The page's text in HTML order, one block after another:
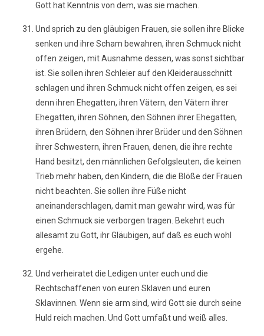
Gott hat Kenntnis von dem, was sie machen.
Und sprich zu den gläubigen Frauen, sie sollen ihre Blicke
senken und ihre Scham bewahren, ihren Schmuck nicht
offen zeigen, mit Ausnahme dessen, was sonst sichtbar
ist. Sie sollen ihren Schleier auf den Kleiderausschnitt
schlagen und ihren Schmuck nicht offen zeigen, es sei
denn ihren Ehegatten, ihren Vätern, den Vätern ihrer
Ehegatten, ihren Söhnen, den Söhnen ihrer Ehegatten,
ihren Brüdern, den Söhnen ihrer Brüder und den Söhnen
ihrer Schwestern, ihren Frauen, denen, die ihre rechte
Hand besitzt, den männlichen Gefolgsleuten, die keinen
Trieb mehr haben, den Kindern, die die Blöße der Frauen
nicht beachten. Sie sollen ihre Füße nicht
aneinanderschlagen, damit man gewahr wird, was für
einen Schmuck sie verborgen tragen. Bekehrt euch
allesamt zu Gott, ihr Gläubigen, auf daß es euch wohl
ergehe.
Und verheiratet die Ledigen unter euch und die
Rechtschaffenen von euren Sklaven und euren
Sklavinnen. Wenn sie arm sind, wird Gott sie durch seine
Huld reich machen. Und Gott umfaßt und weiß alles.